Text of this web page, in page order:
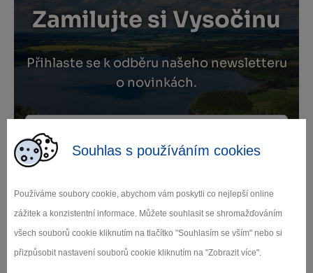
Souhlas s používáním cookies
Používáme soubory cookie, abychom vám poskytli co nejlepší online
zážitek a konzistentní informace. Můžete souhlasit se shromažďováním
všech souborů cookie kliknutím na tlačítko "Souhlasím se vším" nebo si
přizpůsobit nastavení souborů cookie kliknutím na "Zobrazit více".
Zamilujte si Vysočinu
Přihlaste se k odběru našeho newsletteru
o novinkách.
Záleží nám na ochraně osobních údajů.